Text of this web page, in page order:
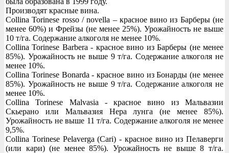
Производят красные вина.
Collina Torinese rosso / novella – красное вино из Барберы (не
менее 60%) и Фрейзы (не менее 25%). Урожайность не выше
10 т/га. Содержание алкоголя не менее 10%.
Collina Torinese Barbera - красное вино из Барберы (не менее
85%). Урожайность не выше 9 т/га. Содержание алкоголя не
менее 10%.
Collina Torinese Bonarda - красное вино из Бонарды (не менее
85%). Урожайность не выше 9 т/га. Содержание алкоголя не
менее 10%.
Collina Torinese Malvasia - красное вино из Мальвазии
Скьерано или Мальвазия Нера лунга (не менее 85%).
Урожайность не выше 11 т/га. Содержание алкоголя не менее
9,5%.
Collina Torinese Pelaverga (Cari) - красное вино из Пелаверги
(или кари) (не менее 85%). Урожайность не выше 8 т/га.